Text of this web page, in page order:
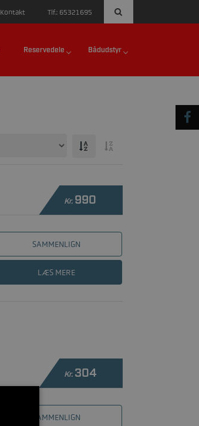
Kontakt Tlf.: 65321695
Reservedele Bådudstyr
Kr. 990
SAMMENLIGN
LÆS MERE
Kr. 304
SAMMENLIGN